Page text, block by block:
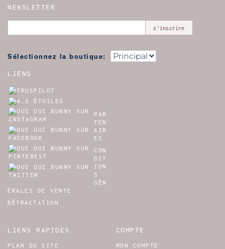
NEWSLETTER
s'inscrire
Sélectionnez la boutique:
LIENS
PAR
TEN
AIR
ES
CON
DIT
ION
S
GÉN
ÉRALES DE VENTE
RÉTRACTATION
LIENS RAPIDES
PLAN DU SITE
COMPTE
MON COMPTE